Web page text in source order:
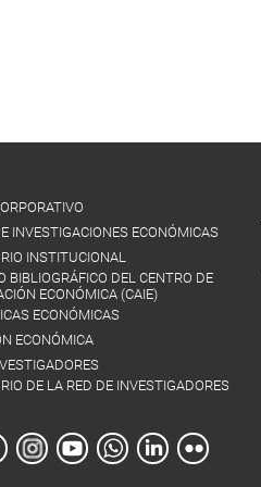
INVESTIGACIONES ECONÓMICAS
INSTITUCIONAL
BIBLIOGRÁFICO DEL CENTRO DE
ECONÓMICA (CAIE)
ECONÓMICAS
ECONÓMICA
DE LA RED DE INVESTIGADORES